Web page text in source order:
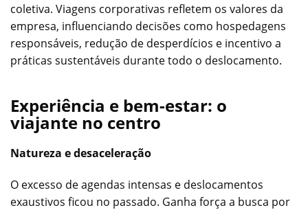
coletiva. Viagens corporativas refletem os valores da
empresa, influenciando decisões como hospedagens
responsáveis, redução de desperdícios e incentivo a
práticas sustentáveis durante todo o deslocamento.
Experiência e bem-estar: o
viajante no centro
Natureza e desaceleração
O excesso de agendas intensas e deslocamentos
exaustivos ficou no passado. Ganha força a busca por